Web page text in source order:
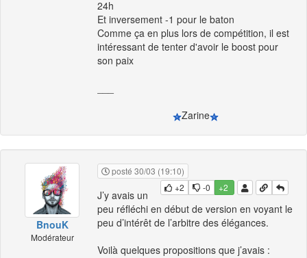
24h
Et inversement -1 pour le baton
Comme ça en plus lors de compétition, il est
intéressant de tenter d'avoir le boost pour
son paix
Zarine
BnouK
Modérateur
posté 30/03 (19:10)
+2
-0 +2
J’y avais un
peu réfléchi en début de version en voyant le
peu d’intérêt de l’arbitre des élégances.
Voilà quelques propositions que j’avais :